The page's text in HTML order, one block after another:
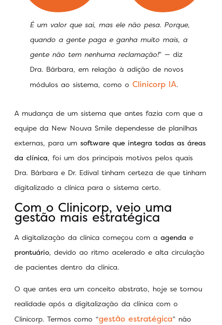
É um valor que sai, mas ele não pesa. Porque,
quando a gente paga e ganha muito mais, a
gente não tem nenhuma reclamação!” — diz
Dra. Bárbara, em relação à adição de novos
módulos ao sistema, como oClinicorp IA.
A mudança de um sistema que antes fazia com que a
equipe da New Nouva Smile dependesse de planilhas
externas, para um software que integra todas as áreas
da clínica, foi um dos principais motivos pelos quais
Dra. Bárbara e Dr. Edival tinham certeza de que tinham
digitalizado a clínica para o sistema certo.
Com o Clinicorp, veio uma
gestão mais estratégica
A digitalização da clínica começou com a agenda e
prontuário, devido ao ritmo acelerado e alta circulação
de pacientes dentro da clínica.
O que antes era um conceito abstrato, hoje se tornou
realidade após a digitalização da clínica com o
Clinicorp. Termos como “gestão estratégica” não